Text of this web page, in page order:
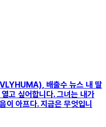
배출수 뉴스 내 딸
고 싶어합니다. 그녀는 내가
이 아프다. 지금은 무엇입니